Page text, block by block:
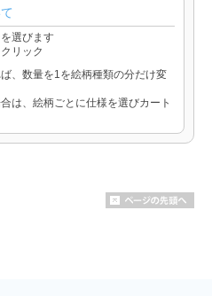
選びます
リック
、数量を1を絵柄種類の分だけ変
は、絵柄ごとに仕様を選びカート